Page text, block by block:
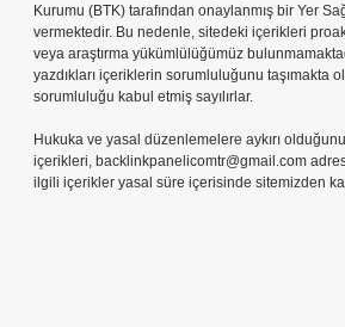
Kurumu (BTK) tarafından onaylanmış bir Yer
vermektedir. Bu nedenle, sitedeki içerikleri
veya araştırma yükümlülüğümüz
yazdıkları içeriklerin sorumluluğunu taşımakta
sorumluluğu kabul etmiş sayılırlar.
Hukuka ve yasal düzenlemelere aykırı
içerikleri, backlinkpanelicomtr@gmail.com
ilgili içerikler yasal süre içerisinde sitemizden